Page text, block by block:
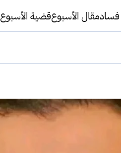
مقال الأسبوعقضية الأسبوع